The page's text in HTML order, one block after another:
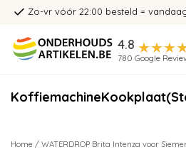
Zo-vr vóór 22:00 besteld =
4.8
780 Google
KoffiemachineKookplaat
Home / WATERDROP Brita Intenza voor